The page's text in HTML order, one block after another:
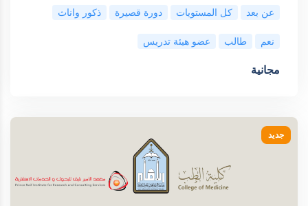
عن بعد كل المستويات دورة قصيرة ذكور واناث
نعم طالب عضو هيئة تدريس
مجانية
جديد